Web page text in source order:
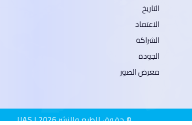
التاريخ
الاعتماد
الشراكة
الجودة
معرض الصور
© حقوق الطبع والنشر 2026 | UAS